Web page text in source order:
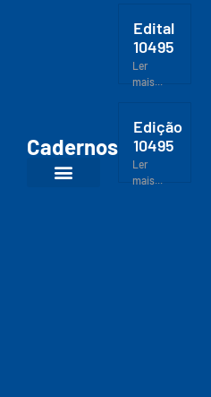
Cadernos
Edital
10495
Ler
mais...
Edição
10495
Ler
mais...